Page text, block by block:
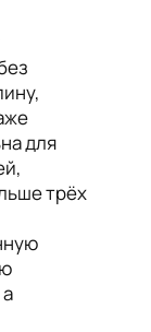
для
трёх